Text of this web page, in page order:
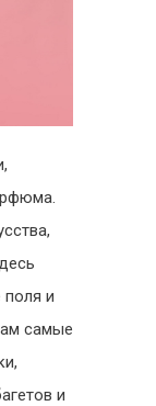
и
самые
и